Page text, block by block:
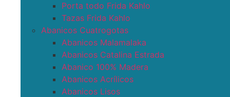
Porta todo Frida Kahlo
Tazas Frida Kahlo
Abanicos Cuatrogotas
Abanicos Malamalaka
Abanicos Catalina Estrada
Abanico 100% Madera
Abanicos Acrílicos
Abanicos Lisos